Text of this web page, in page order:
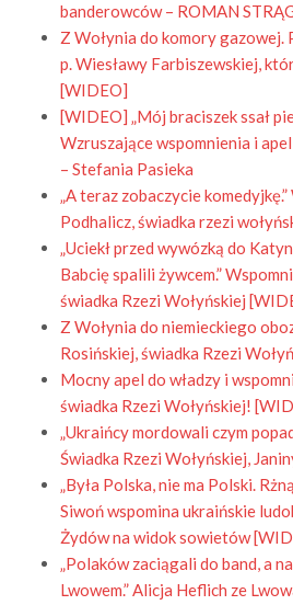
banderowców – ROMAN
Z Wołynia do komory gazowej.
p. Wiesławy Farbiszewskiej,
[WIDEO]
[WIDEO] „Mój braciszek ssał
Wzruszające wspomnienia i
– Stefania Pasieka
„A teraz zobaczycie
Podhalicz, świadka rzezi
„Uciekł przed wywózką do
Babcię spalili żywcem.”
świadka Rzezi Wołyńskiej
Z Wołynia do niemieckiego
Rosińskiej, świadka Rzezi
Mocny apel do władzy i
świadka Rzezi Wołyńskiej!
„Ukraińcy mordowali czym
Świadka Rzezi Wołyńskiej,
„Była Polska, nie ma Polski.
Siwoń wspomina ukraińskie
Żydów na widok sowietów
„Polaków zaciągali do band, a
Lwowem.” Alicja Heflich ze